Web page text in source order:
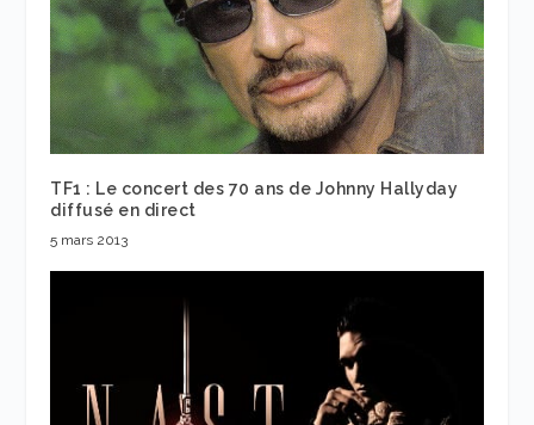
TF1 : Le concert des 70 ans de Johnny Hallyday
diffusé en direct
5 mars 2013